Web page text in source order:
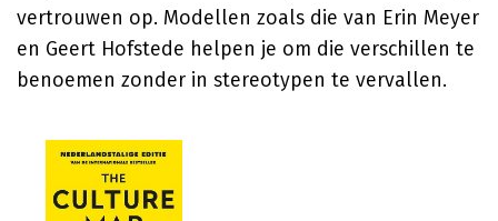
vertrouwen op. Modellen zoals die van Erin Meyer
en Geert Hofstede helpen je om die verschillen te
benoemen zonder in stereotypen te vervallen.